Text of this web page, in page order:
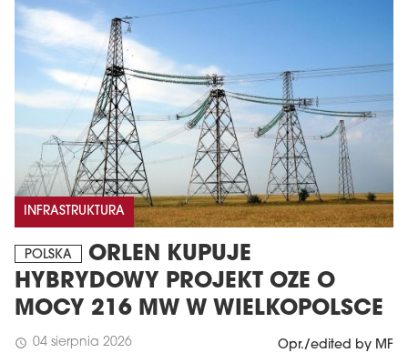
INFRASTRUKTURA
POLSKA
ORLEN KUPUJE
HYBRYDOWY PROJEKT OZE O
MOCY 216 MW W WIELKOPOLSCE
schedule 04 sierpnia 2026 Opr./edited by MF